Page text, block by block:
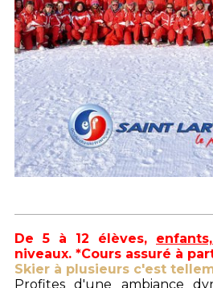
De 5 à 12 élèves,
niveaux. *Cours assuré à
Skier à plusieurs c'est
Profites d'une ambiance